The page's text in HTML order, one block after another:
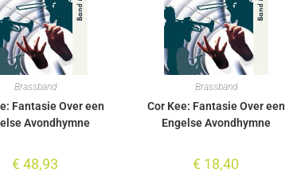
Brassband
Fantasie Over een
Avondhymne
€48,93
Brassband
Cor Kee: Fantasie Over een
Engelse Avondhymne
€ 18,40